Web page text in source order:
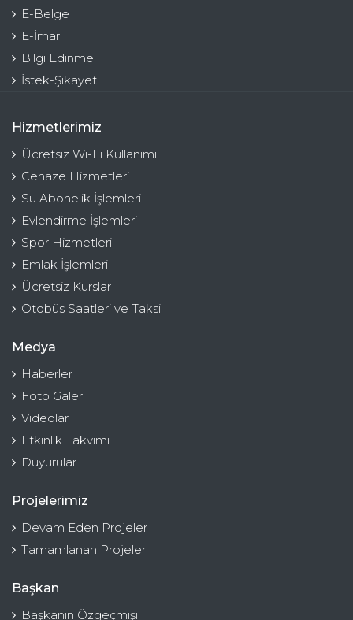
E-Belge
E-İmar
Bilgi Edinme
İstek-Şikayet
Hizmetlerimiz
Ücretsiz Wi-Fi Kullanımı
Cenaze Hizmetleri
Su Abonelik İşlemleri
Evlendirme İşlemleri
Spor Hizmetleri
Emlak İşlemleri
Ücretsiz Kurslar
Otobüs Saatleri ve Taksi
Medya
Haberler
Foto Galeri
Videolar
Etkinlik Takvimi
Duyurular
Projelerimiz
Devam Eden Projeler
Tamamlanan Projeler
Başkan
Başkanın Özgeçmişi